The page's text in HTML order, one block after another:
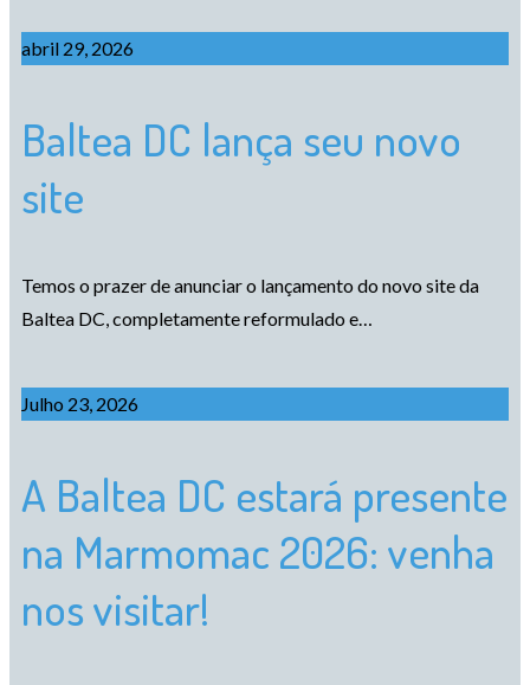
abril 29, 2026
Baltea DC lança seu novo
site
Temos o prazer de anunciar o lançamento do novo site da
Baltea DC, completamente reformulado e…
Julho 23, 2026
A Baltea DC estará presente
na Marmomac 2026: venha
nos visitar!